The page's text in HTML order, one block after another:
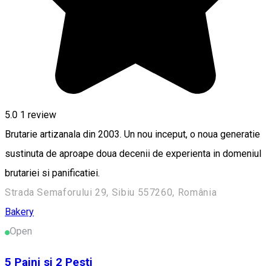
5.0 1 review
Brutarie artizanala din 2003. Un nou inceput, o noua generatie
sustinuta de aproape doua decenii de experienta in domeniul
brutariei si panificatiei.
Strada Semaforului 29, Sibiu 557260, România
Bakery
Open
5 Paini si 2 Pesti